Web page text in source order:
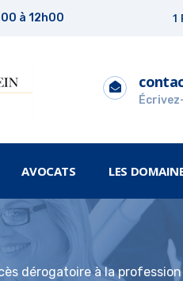
à 12h00 1
AVOCATS LES
dérogatoire à la